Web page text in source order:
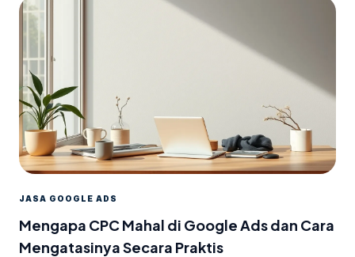
JASA GOOGLE ADS
Mengapa CPC Mahal di Google Ads dan Cara
Mengatasinya Secara Praktis